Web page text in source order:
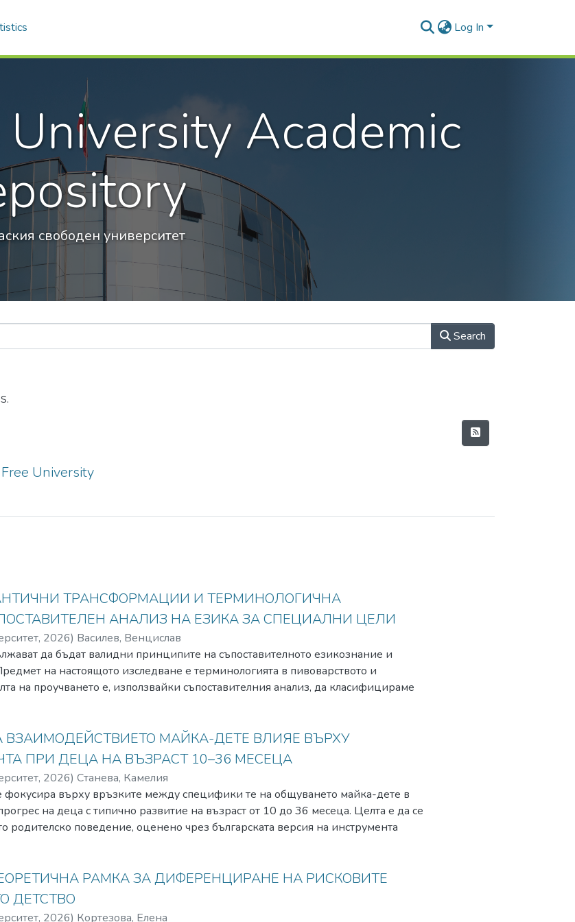
Log In
Academic
свободен университет
Search
University
ТРАНСФОРМАЦИИ И ТЕРМИНОЛОГИЧНА
АНАЛИЗ НА ЕЗИКА ЗА СПЕЦИАЛНИ ЦЕЛИ
, 2026) Василев, Венцислав
да бъдат валидни принципите на съпоставителното езикознание и
на настоящото изследване е терминологията в пивоварството и
на проучването е, използвайки съпоставителния анализ, да класифицираме
англоговорящи страни използват други термини за един и същи процес, или
Изслед ван е корпус от научна литература от САЩ, Векикобритания, Германия,
периода от 30-те години на 20 век до този момент. Обособени са четири
като само термините на едно словно поле („Естествени процеси”) са
дефиниции и са намерени преводните им еквиваленти на английски език.
на български са настъпили някои промени, докато на английски има
Посочени са и възможните практични приложения на тази класификация
и в превода.
ВЗАИМОДЕЙСТВИЕТО МАЙКА-ДЕТЕ ВЛИЯЕ ВЪРХУ
ПРИ ДЕЦА НА ВЪЗРАСТ 10–36 МЕСЕЦА
, 2026) Станева, Камелия
фокусира върху връзките между специфики те на общуването майка-дете в
на деца с типично развитие на възраст от 10 до 36 месеца. Целта е да се
родителско поведение, оценено чрез българската версия на инструмента
списък с наблюдения, свързани с резултатите, се отразява върху
с метод за количествена оценка на психичното развитие на деца през ранното
Изследването представя нови данни, които потвърждават ключовото
поведение за подобряване на езиковото развитие на детето.
РАМКА ЗА ДИФЕРЕНЦИРАНЕ НА РИСКОВИТЕ
ДЕТСТВО
, 2026) Кортезова, Елена